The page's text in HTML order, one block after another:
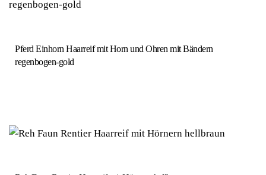
Pferd Einhorn Haarreif mit Horn und Ohren mit Bändern
regenbogen-gold